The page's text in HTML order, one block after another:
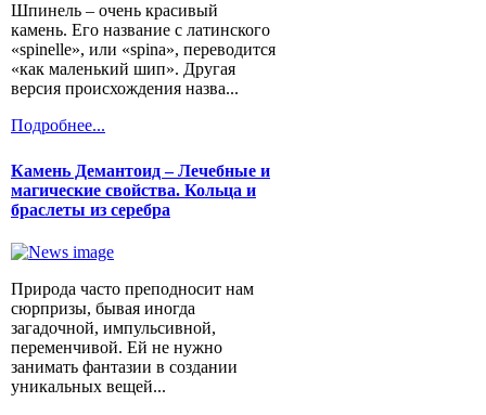
Шпинель – очень красивый
камень. Его название с латинского
«spinelle», или «spina», переводится
«как маленький шип». Другая
версия происхождения назва...
Подробнее...
Камень Демантоид – Лечебные и
магические свойства. Кольца и
браслеты из серебра
Природа часто преподносит нам
сюрпризы, бывая иногда
загадочной, импульсивной,
переменчивой. Ей не нужно
занимать фантазии в создании
уникальных вещей...